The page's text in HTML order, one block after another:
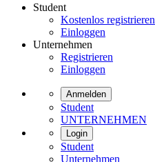
Student
Kostenlos registrieren
Einloggen
Unternehmen
Registrieren
Einloggen
Anmelden
Student
UNTERNEHMEN
Login
Student
Unternehmen